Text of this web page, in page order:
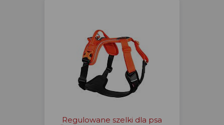
Regulowane szelki dla psa